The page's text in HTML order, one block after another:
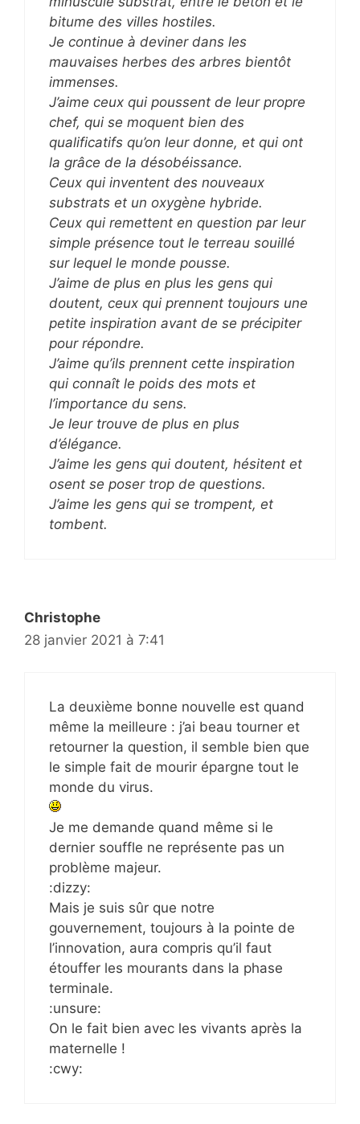
bitume des villes hostiles.
Je continue à deviner dans les
mauvaises herbes des arbres bientôt
immenses.
J’aime ceux qui poussent de leur propre
chef, qui se moquent bien des
qualificatifs qu’on leur donne, et qui ont
la grâce de la désobéissance.
Ceux qui inventent des nouveaux
substrats et un oxygène hybride.
Ceux qui remettent en question par leur
simple présence tout le terreau souillé
sur lequel le monde pousse.
J’aime de plus en plus les gens qui
doutent, ceux qui prennent toujours une
petite inspiration avant de se précipiter
pour répondre.
J’aime qu’ils prennent cette inspiration
qui connaît le poids des mots et
l’importance du sens.
Je leur trouve de plus en plus
d’élégance.
J’aime les gens qui doutent, hésitent et
osent se poser trop de questions.
J’aime les gens qui se trompent, et
tombent.
Christophe
28 janvier 2021 à 7:41
La deuxième bonne nouvelle est quand
même la meilleure : j’ai beau tourner et
retourner la question, il semble bien que
le simple fait de mourir épargne tout le
monde du virus.
Je me demande quand même si le
dernier souffle ne représente pas un
problème majeur.
:dizzy:
Mais je suis sûr que notre
gouvernement, toujours à la pointe de
l’innovation, aura compris qu’il faut
étouffer les mourants dans la phase
terminale.
:unsure:
On le fait bien avec les vivants après la
maternelle !
:cwy: